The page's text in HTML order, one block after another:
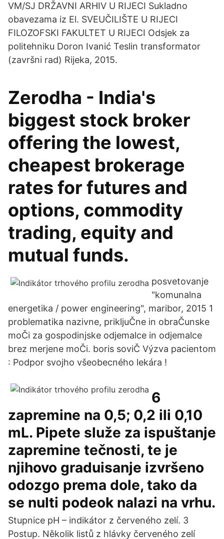
VM/SJ DRŽAVNI ARHIV U RIJECI Sukladno
obavezama iz El. SVEUČILIŠTE U RIJECI
FILOZOFSKI FAKULTET U RIJECI Odsjek za
politehniku Doron Ivanić Teslin transformator
(završni rad) Rijeka, 2015.
Zerodha - India's
biggest stock broker
offering the lowest,
cheapest brokerage
rates for futures and
options, commodity
trading, equity and
mutual funds.
posvetovanje
"komunalna
energetika / power engineering", maribor, 2015 1
problematika nazivne, prikljuČne in obraČunske
moČi za gospodinjske odjemalce in odjemalce
brez merjene moČi. boris soviČ Výzva pacientom
: Podpor svojho všeobecného lekára !
6
zapremine na 0,5; 0,2 ili 0,10
mL. Pipete služe za ispuštanje
zapremine tečnosti, te je
njihovo graduisanje izvršeno
odozgo prema dole, tako da
se nulti podeok nalazi na vrhu.
Stupnice pH – indikátor z červeného zelí. 3
Postup. Několik listů z hlávky červeného zelí